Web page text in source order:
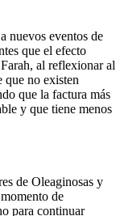
nuevos eventos de
que el efecto
al reflexionar al
que no existen
que la factura más
y que tiene menos
de Oleaginosas y
de
para continuar